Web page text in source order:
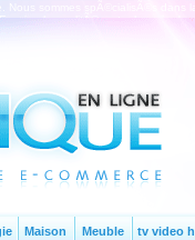
Nous sommes spÃ©cialisÃ©s
la qualitÃ© reste, les prix
Maison Meuble tv video